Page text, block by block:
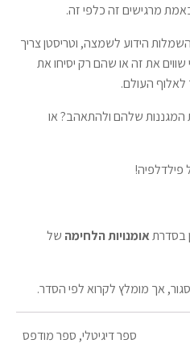
מרגישים זה כלפי זה.
הידוע לשמצה, וטריסטן צריך
את זה או שהם רק יסיחו את
העולם.
המגננות שלהם ולהתאהב? או
בסדרתאומנויות הלחימה של
אך מומלץ לקרוא לפי הסדר.
ספר דיגיטלי, ספר מודפס